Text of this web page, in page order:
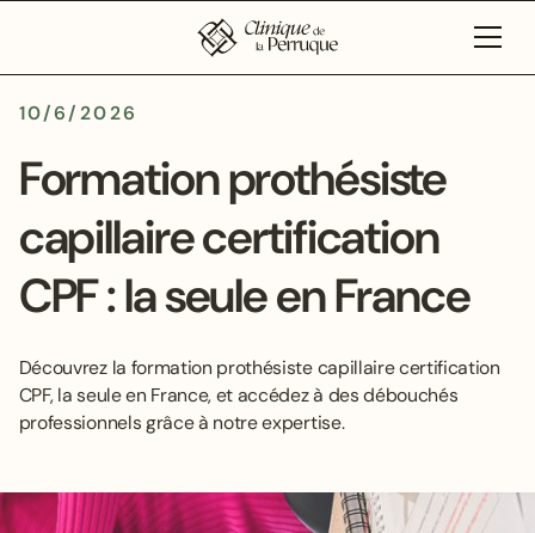
10/6/2026
Formation prothésiste
capillaire certification
CPF : la seule en France
Découvrez la formation prothésiste capillaire certification
CPF, la seule en France, et accédez à des débouchés
professionnels grâce à notre expertise.